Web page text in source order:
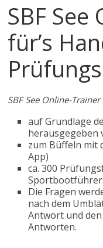
SBF
für’s
SBF See Online-
auf Grundlage
herausgegeben
zum Büffeln mit
App)
ca. 300
Die Fragen
nach dem
Antwort und
Antworten.